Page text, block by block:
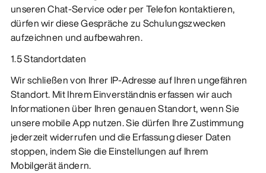
unseren Chat-Service oder per Telefon kontaktieren,
dürfen wir diese Gespräche zu Schulungszwecken
aufzeichnen und aufbewahren.
1.5 Standortdaten
Wir schließen von Ihrer IP-Adresse auf Ihren ungefähren
Standort. Mit Ihrem Einverständnis erfassen wir auch
Informationen über Ihren genauen Standort, wenn Sie
unsere mobile App nutzen. Sie dürfen Ihre Zustimmung
jederzeit widerrufen und die Erfassung dieser Daten
stoppen, indem Sie die Einstellungen auf Ihrem
Mobilgerät ändern.